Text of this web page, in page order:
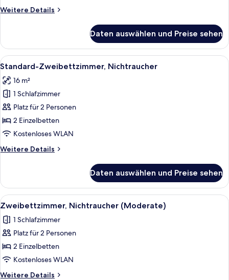
Weitere Details
Weitere
Nichtraucher
(Moderate)
Daten auswählen und Preise sehen
Alle
Fotos
für
Standard-
Zweibettzimmer,
Nichtraucher
anzeigen
Ein Hotelzimmer mit zwei Betten,
6
Standard-Zweibettzimmer, Nichtraucher
16 m²
1 Schlafzimmer
Platz für 2 Personen
2 Einzelbetten
Kostenloses WLAN
Weitere Details
Weitere
Zweibettzimmer,
Nichtraucher
Daten auswählen und Preise sehen
Alle
Fotos
für
Zweibettzimmer,
Nichtraucher
(Moderate)
anzeigen
Ein Hotelzimmer mit zwei Betten,
5
Zweibettzimmer, Nichtraucher (Moderate)
1 Schlafzimmer
Platz für 2 Personen
2 Einzelbetten
Kostenloses WLAN
Weitere Details
Weitere